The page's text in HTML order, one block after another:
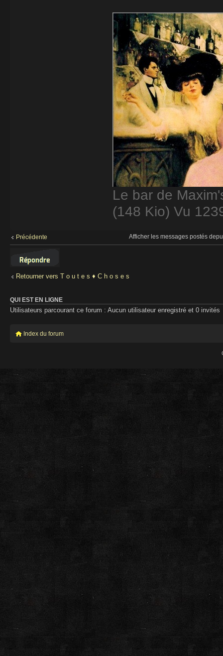
Le bar de
(148 Kio) Vu
Précédente Afficher les messages postés
Retourner vers T o u t e s ♦ C h o s e s
QUI EST EN LIGNE
Utilisateurs parcourant ce forum : Aucun utilisateur enregistré et 0 invités
Index du forum